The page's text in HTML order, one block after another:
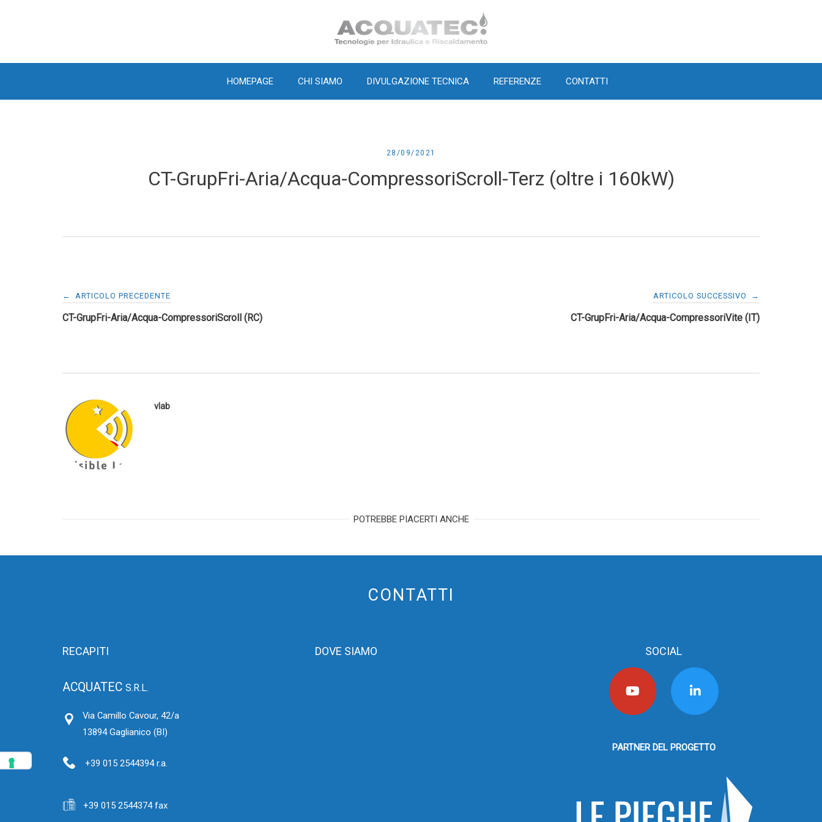
Home
HOMEPAGE CHI SIAMO DIVULGAZIONE TECNICA REFERENZE CONTATTI
28/09/2021
CT-GrupFri-Aria/Acqua-CompressoriScroll-Terz (oltre i 160kW)
Navigazione
articoli
← ARTICOLO PRECEDENTE
CT-GrupFri-Aria/Acqua-CompressoriScroll (RC)
ARTICOLO SUCCESSIVO →
CT-GrupFri-Aria/Acqua-CompressoriVite (IT)
vlab
POTREBBE PIACERTI ANCHE
CONTATTI
RECAPITI
ACQUATEC S.R.L.
Via Camillo Cavour, 42/a
13894 Gaglianico (BI)
+39 015 2544394 r.a.
+39 015 2544374 fax
DOVE SIAMO SOCIAL
PARTNER DEL PROGETTO